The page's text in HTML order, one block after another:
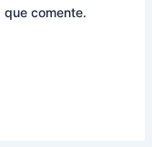
comente.